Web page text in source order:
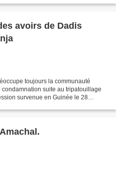
avoirs de Dadis
toujours la communauté
suite au tripatouillage
survenue en Guinée le 28